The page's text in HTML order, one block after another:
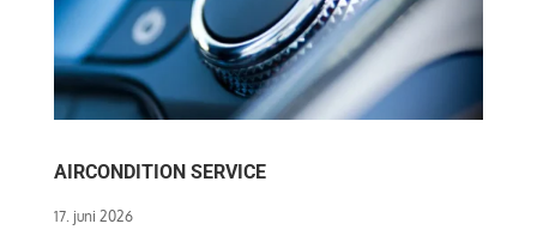
AIRCONDITION SERVICE
17. juni 2026